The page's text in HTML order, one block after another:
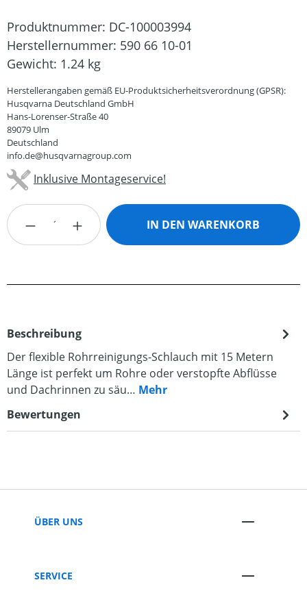
Produktnummer: DC-100003994
Herstellernummer: 590 66 10-01
Gewicht: 1.24 kg
Herstellerangaben gemäß EU-Produktsicherheitsverordnung (GPSR):
Husqvarna Deutschland GmbH
Hans-Lorenser-Straße 40
89079 Ulm
Deutschland
info.de@husqvarnagroup.com
Inklusive Montageservice!
Produkt Anzahl: Gib den gewünschten
IN DEN WARENKORB
Beschreibung
Der flexible Rohrreinigungs-Schlauch mit 15 Metern
Länge ist perfekt um Rohre oder verstopfte Abflüsse
und Dachrinnen zu säu… Mehr
Bewertungen
ÜBER UNS
SERVICE